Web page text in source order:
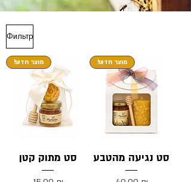
Фильтр
!מוצר חדש
סט מתוק קטן
!מוצר חדש
סט נגיעה מהטבע